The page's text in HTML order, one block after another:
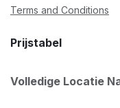
Terms and Conditions
Prijstabel
Volledige Locatie